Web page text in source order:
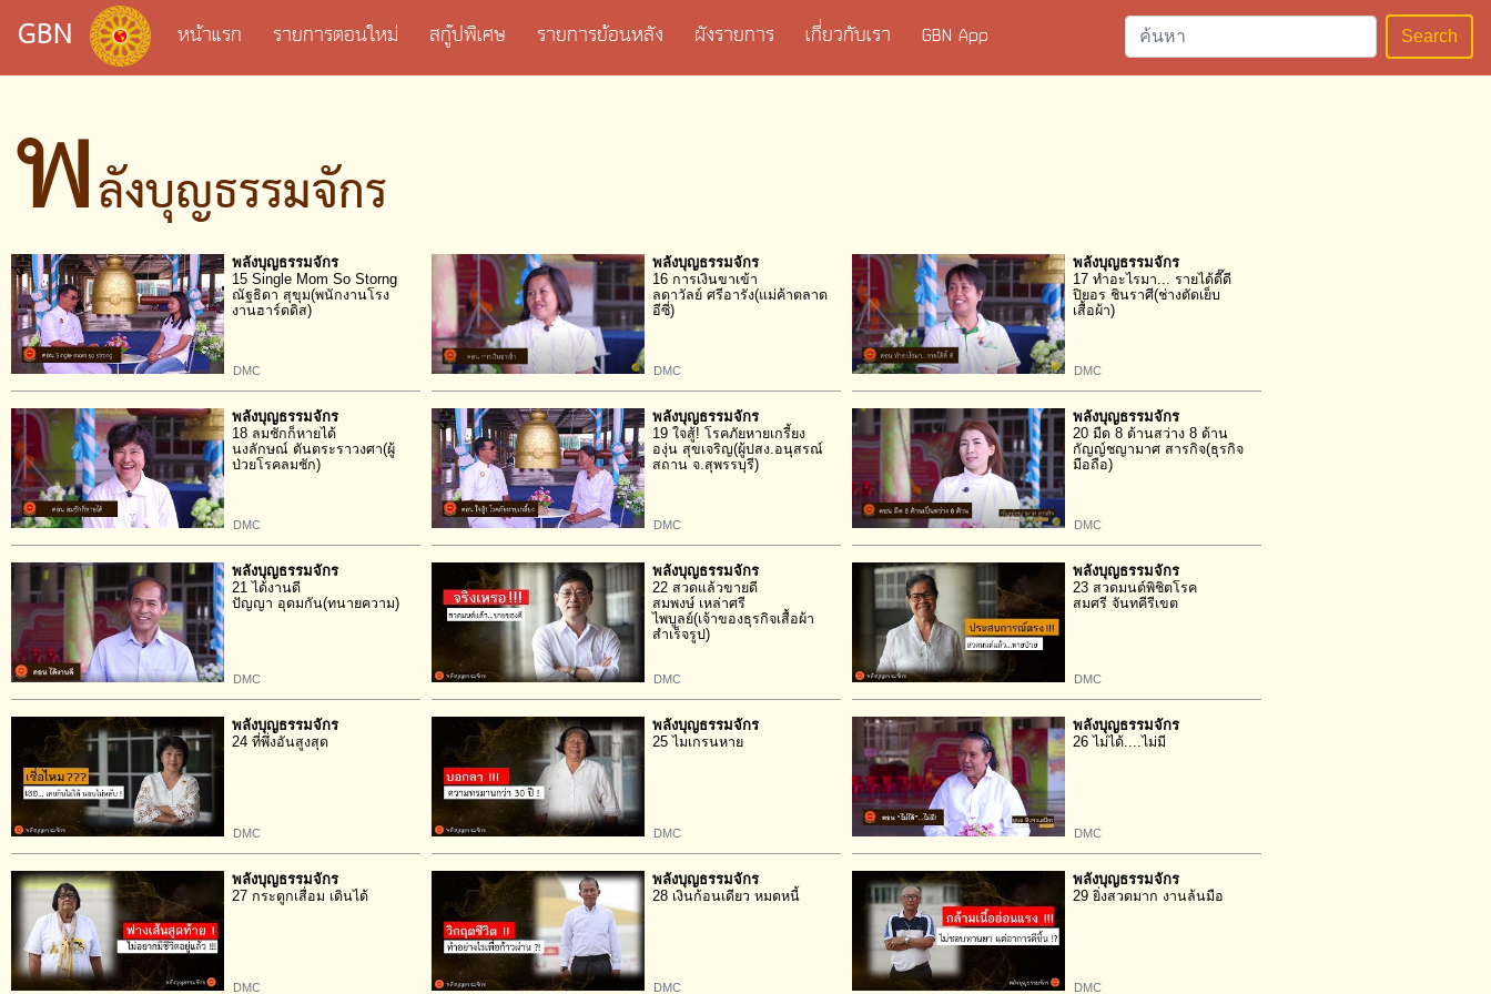
GBN หน้าแรก รายการตอนใหม่ สกู๊ปพิเศษ รายการย้อนหลัง ผังรายการ เกี่ยวกับเรา GBN App Search
พลังบุญธรรมจักร
พลังบุญธรรมจักร
15 Single Mom So Storng
ณัฐธิดา สุขุม(พนักงานโรง
งานฮาร์ดดิส)
DMC
พลังบุญธรรมจักร
16 การเงินขาเข้า
ลดาวัลย์ ศรีอารัง(แม่ค้าตลาด
อีซี่)
DMC
พลังบุญธรรมจักร
17 ทำอะไรมา... รายได้ดี๊ดี
ปิยอร ชินราศี(ช่างตัดเย็บ
เสื้อผ้า)
DMC
พลังบุญธรรมจักร
18 ลมชักก็หายได้
นงลักษณ์ ตันตระราวงศา(ผู้
ป่วยโรคลมชัก)
DMC
พลังบุญธรรมจักร
19 ใจสู้! โรคภัยหายเกรี้ยง
องุ่น สุขเจริญ(ผู้ปสง.อนุสรณ์
สถาน จ.สุพรรบุรี)
DMC
พลังบุญธรรมจักร
20 มืด 8 ด้านสว่าง 8 ด้าน
กัญญ์ชญามาศ สารกิจ(ธุรกิจ
มือถือ)
DMC
พลังบุญธรรมจักร
21 ได้งานดี
ปัญญา อุดมกัน(ทนายความ)
DMC
พลังบุญธรรมจักร
22 สวดแล้วขายดี
สมพงษ์ เหล่าศรี
ไพบูลย์(เจ้าของธุรกิจเสื้อผ้า
สำเร็จรูป)
DMC
พลังบุญธรรมจักร
23 สวดมนต์พิชิตโรค
สมศรี จันทคีรีเขต
DMC
พลังบุญธรรมจักร
24 ที่พึ่งอันสูงสุด
DMC
พลังบุญธรรมจักร
25 ไมเกรนหาย
DMC
พลังบุญธรรมจักร
26 ไม่ได้....ไม่มี
DMC
พลังบุญธรรมจักร
27 กระดูกเสื่อม เดินได้
DMC
พลังบุญธรรมจักร
28 เงินก้อนเดียว หมดหนี้
DMC
พลังบุญธรรมจักร
29 ยิ่งสวดมาก งานล้นมือ
DMC